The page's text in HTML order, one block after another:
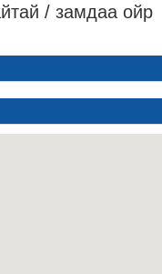
/ замдаа ойр